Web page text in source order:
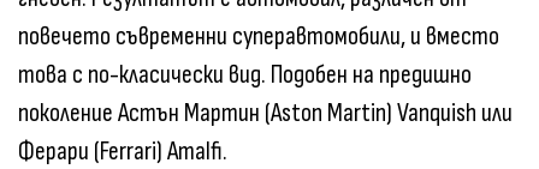
повечето съвременни суперавтомобили, и вместо
това с по-класически вид. Подобен на предишно
поколение Астън Мартин (Aston Martin) Vanquish или
Ферари (Ferrari) Amalfi.